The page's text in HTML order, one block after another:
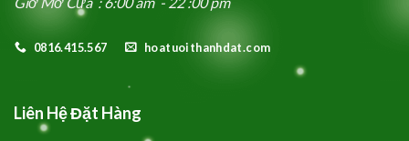
0816.415.567 hoatuoithanhdat.com
Liên Hệ Đặt Hàng